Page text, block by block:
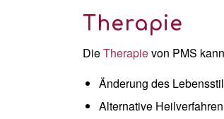
Therapie
DieTherapievon PMS
Änderung des
Alternative Heilverfahren